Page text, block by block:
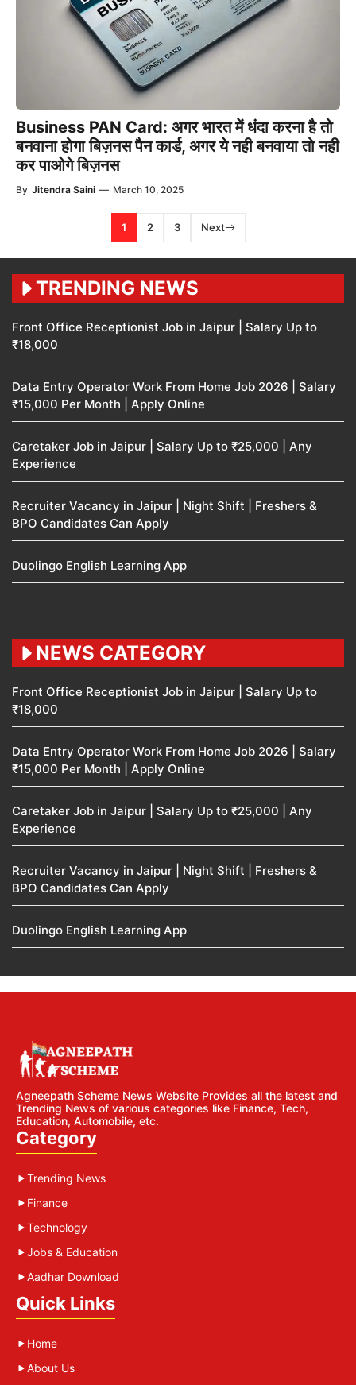
Business PAN Card: अगर भारत में धंदा करना है तो
बनवाना होगा बिज़नस पैन कार्ड, अगर ये नही बनवाया तो नही
कर पाओगे बिज़नस
By Jitendra Saini — March 10, 2025
1 2 3 Next
TRENDING NEWS
Front Office Receptionist Job in Jaipur | Salary Up to
₹18,000
Data Entry Operator Work From Home Job 2026 | Salary
₹15,000 Per Month | Apply Online
Caretaker Job in Jaipur | Salary Up to ₹25,000 | Any
Experience
Recruiter Vacancy in Jaipur | Night Shift | Freshers &
BPO Candidates Can Apply
Duolingo English Learning App
NEWS CATEGORY
Front Office Receptionist Job in Jaipur | Salary Up to
₹18,000
Data Entry Operator Work From Home Job 2026 | Salary
₹15,000 Per Month | Apply Online
Caretaker Job in Jaipur | Salary Up to ₹25,000 | Any
Experience
Recruiter Vacancy in Jaipur | Night Shift | Freshers &
BPO Candidates Can Apply
Duolingo English Learning App
Agneepath Scheme News Website Provides all the latest and
Trending News of various categories like Finance, Tech,
Education, Automobile, etc.
Category
Trending News
Finance
Technology
Jobs & Education
Aadhar Download
Quick Links
Home
About Us